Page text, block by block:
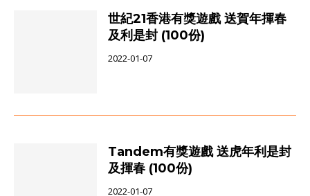
世紀21香港有獎遊戲 送賀年揮春
及利是封 (100份)
2022-01-07
Tandem有獎遊戲 送虎年利是封
及揮春 (100份)
2022-01-07